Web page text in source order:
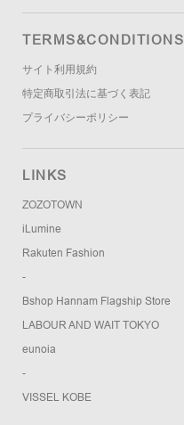
TERMS&CONDITIONS
サイト利用規約
特定商取引法に基づく表記
プライバシーポリシー
LINKS
ZOZOTOWN
iLumine
Rakuten Fashion
-
Bshop Hannam Flagship Store
LABOUR AND WAIT TOKYO
eunoia
-
VISSEL KOBE